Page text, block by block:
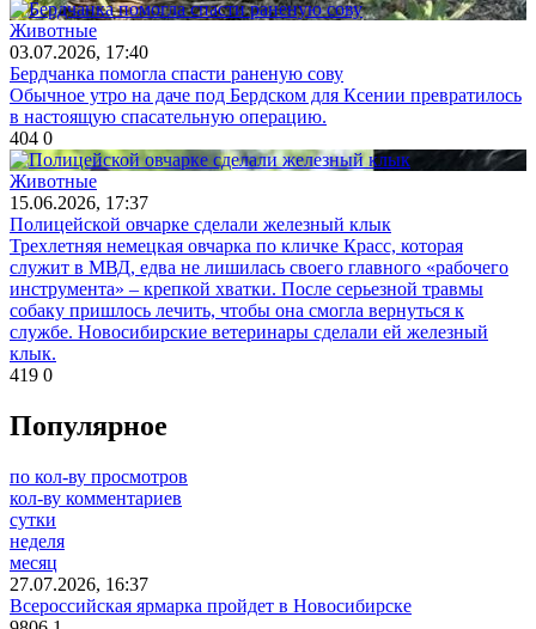
Животные
03.07.2026, 17:40
Бердчанка помогла спасти раненую сову
Обычное утро на даче под Бердском для Ксении превратилось
в настоящую спасательную операцию.
404 0
Животные
15.06.2026, 17:37
Полицейской овчарке сделали железный клык
Трехлетняя немецкая овчарка по кличке Красс, которая
служит в МВД, едва не лишилась своего главного «рабочего
инструмента» – крепкой хватки. После серьезной травмы
собаку пришлось лечить, чтобы она смогла вернуться к
службе. Новосибирские ветеринары сделали ей железный
клык.
419 0
Популярное
по кол-ву просмотров
кол-ву комментариев
сутки
неделя
месяц
27.07.2026, 16:37
Всероссийская ярмарка пройдет в Новосибирске